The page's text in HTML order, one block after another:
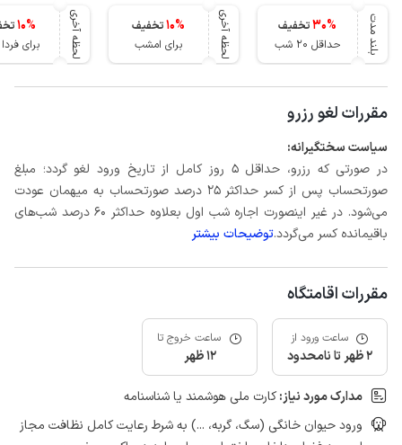
بلند مدت 30%
تخفیف
حداقل 20 شب
لحظه آخری 10%
تخفیف
برای امشب
لحظه آخری 10%
برای
مقررات لغو رزرو
سیاست سختگیرانه:
در صورتی که رزرو، حداقل 5 روز کامل از تاریخ ورود لغو گردد؛ مبلغ
صورتحساب پس از کسر حداکثر 25 درصد صورتحساب به میهمان عودت
می‌شود. در غیر اینصورت اجاره شب اول بعلاوه حداکثر 60 درصد شب‌های
باقیمانده کسر می‌گردد.توضیحات بیشتر
مقررات اقامتگاه
ساعت ورود از
2 ظهر تا نامحدود
ساعت خروج تا
12 ظهر
مدارک مورد نیاز:کارت ملی هوشمند یا شناسنامه
ورود حیوان خانگی (سگ، گربه، ...) به شرط رعایت کامل نظافت مجاز